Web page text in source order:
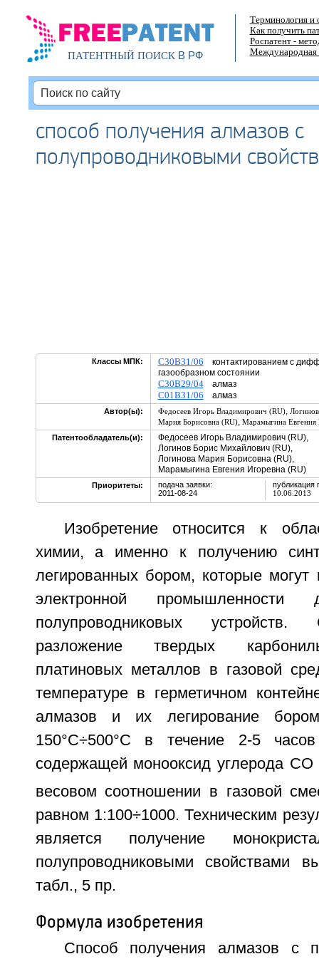
ПАТЕНТНЫЙ ПОИСКВ РФ
Терминология и
Как получить
Роспатент -
Международная
способ получения алмазов с
полупроводниковыми
Классы МПК: C30B31/06 контактированием с
газообразном состоянии
C30B29/04алмаз
C01B31/06 алмаз
Автор(ы): Федосеев Игорь Владимирович (RU),
Мария Борисовна (RU), Марамыгина Евгения
Патентообладатель(и):
Федосеев Игорь Владимирович (RU),
Логинов Борис Михайлович (RU),
Логинова Мария Борисовна (RU),
Марамыгина Евгения Игоревна (RU)
Приоритеты:
подача заявки:
2011-08-24
публикация
10.06.2013
Изобретение относится к
химии, а именно к получению
легированных бором, которые могут
электронной промышленности
полупроводниковых
разложение твердых
платиновых металлов в газовой
температуре в герметичном
алмазов и их легирование
150°С÷500°С в течение 2-5
содержащей монооксид углерода
весовом соотношении в газовой
равном 1:100÷1000. Техническим
является получение
полупроводниковыми свойствами
табл., 5 пр.
Формула изобретения
Способ получения алмазов с